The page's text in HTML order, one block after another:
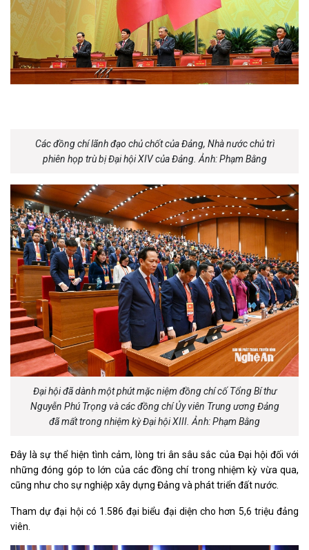
Các đồng chí lãnh đạo chủ chốt của Đảng, Nhà nước chủ trì
phiên họp trù bị Đại hội XIV của Đảng. Ảnh: Phạm Bằng
Đại hội đã dành một phút mặc niệm đồng chí cố Tổng Bí thư
Nguyễn Phú Trọng và các đồng chí Ủy viên Trung ương Đảng
đã mất trong nhiệm kỳ Đại hội XIII. Ảnh: Phạm Bằng
Đây là sự thể hiện tình cảm, lòng tri ân sâu sắc của Đại hội đối với
những đóng góp to lớn của các đồng chí trong nhiệm kỳ vừa qua,
cũng như cho sự nghiệp xây dựng Đảng và phát triển đất nước.
Tham dự đại hội có 1.586 đại biểu đại diện cho hơn 5,6 triệu đảng
viên.